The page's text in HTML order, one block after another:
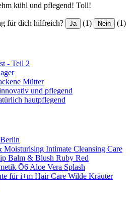
kühl und pflegend! Toll!
für dich hilfreich? Ja (1) Nein (1)
- Teil 2
Mütter
und pflegend
hautpflegend
Intimate Cleansing Care
Balm & Blush Ruby Red
Ō6 Aloe Vera Splash
für i+m Hair Care Wilde Kräuter